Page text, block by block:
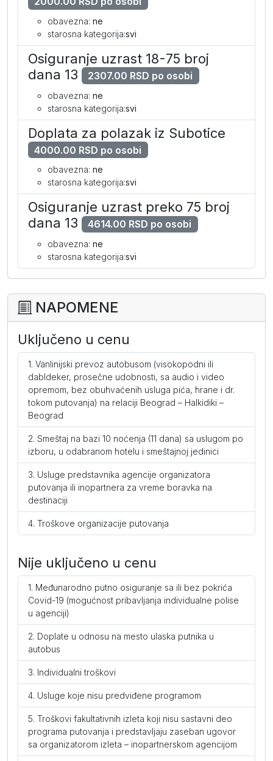
Junior suite (AI)
po osobi 1895
dodatni krevet
I dete 0-2 (u zajedničkom
ležaju)
69 69 69
I dete dodatno 2-12
II dete dodatno 2-12
I beba dodatno 0-2 69 69
II beba dodatno 0-2 69
po osobi
dodatni krevet 739 705 665
I dete 0-2 (u zajedničkom
ležaju)
I dete dodatno 2-12 205 205
II dete dodatno 2-12 599 565
I beba dodatno 0-2 69 69 69
II beba dodatno 0-2 69 69
Promo soba (AI)
po osobi 1329
Standard soba za tri osobe (AI)
po osobi 1429 1329 1225
dodatni krevet 775 735 695
I dete dodatno 2-12
I beba dodatno 0-2
Superior soba (AI)
po osobi 1495 1395 1289
obavezna: ne
starosna kategorija:svi
Osiguranje uzrast 18-75 broj
dana 13
2307.00 RSD po osobi
obavezna: ne
starosna kategorija:svi
Doplata za polazak iz Subotice
4000.00 RSD po osobi
obavezna: ne
starosna kategorija:svi
Osiguranje uzrast preko 75 broj
dana 13
4614.00 RSD po osobi
obavezna: ne
starosna kategorija:svi
NAPOMENE
Uključeno u cenu
Vanlinijski prevoz autobusom (visokopodni ili
dabldeker, prosečne udobnosti, sa audio i video
opremom, bez obuhvaćenih usluga pića, hrane i dr.
tokom putovanja) na relaciji Beograd – Halkidiki –
Beograd
Smeštaj na bazi 10 noćenja (11 dana) sa uslugom po
izboru, u odabranom hotelu i smeštajnoj jedinici
Usluge predstavnika agencije organizatora
putovanja ili inopartnera za vreme boravka na
destinaciji
Troškove organizacije putovanja
Nije uključeno u cenu
Međunarodno putno osiguranje sa ili bez pokrića
Covid-19 (mogućnost pribavljanja individualne polise
u agenciji)
Doplate u odnosu na mesto ulaska putnika u
autobus
Individualni troškovi
Usluge koje nisu predviđene programom
Troškovi fakultativnih izleta koji nisu sastavni deo
programa putovanja i predstavljaju zaseban ugovor
sa organizatorom izleta – inopartnerskom agencijom